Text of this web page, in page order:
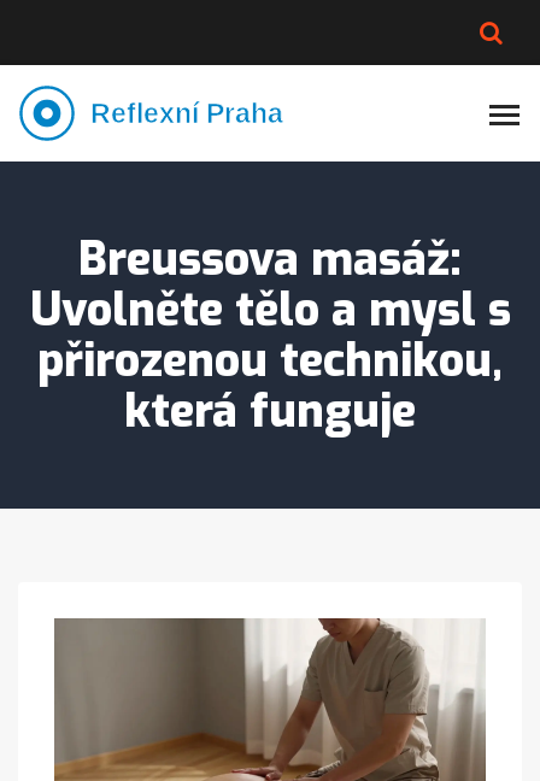
VÝMĚNA VODY
Breussova masáž:
Uvolněte tělo a mysl s
přirozenou technikou,
která funguje